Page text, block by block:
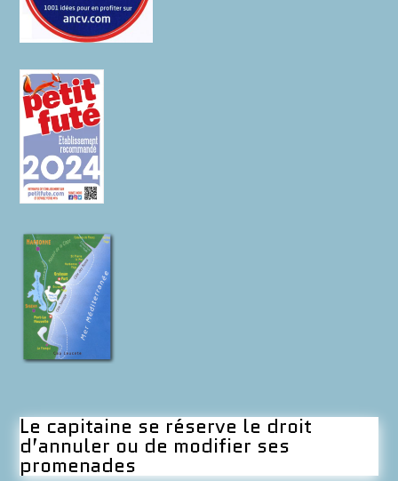
Le capitaine se réserve le droit
d’annuler ou de modifier ses
promenades